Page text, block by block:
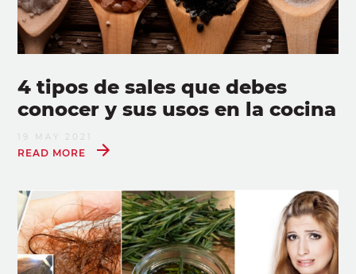
4 tipos de sales que debes
conocer y sus usos en la cocina
19 MAY 2021
READ MORE